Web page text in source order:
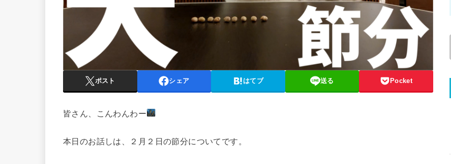
ポスト シェア はてブ 送る Pocket
皆さん、こんわんわー
本日のお話しは、２月２日の節分についてです。